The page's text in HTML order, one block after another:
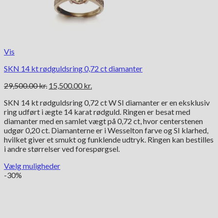
Vis
SKN 14 kt rødguldsring 0,72 ct diamanter
29,500.00kr. Den
pris
var:
29,500.00 kr..
15,500.00 kr.
pris
er:
15,500.00 kr..
SKN 14 kt rødguldsring 0,72 ct W SI diamanter er en eksklusiv
ring udført i ægte 14 karat rødguld. Ringen er besat med
diamanter med en samlet vægt på 0,72 ct, hvor centerstenen
udgør 0,20 ct. Diamanterne er i Wesselton farve og SI klarhed,
hvilket giver et smukt og funklende udtryk. Ringen kan bestilles
i andre størrelser ved forespørgsel.
Vælg muligheder
Dette
-30%